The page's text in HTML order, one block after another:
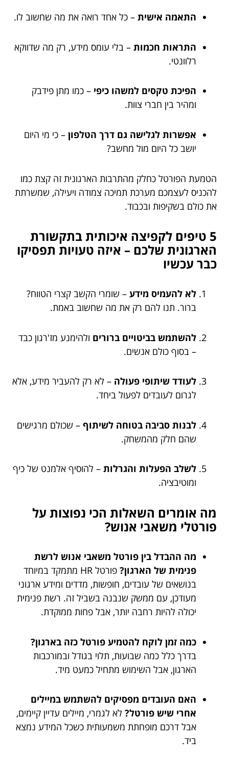
התאמה אישית – כל אחד רואה את מה שחשוב לו.
התראות חכמות – בלי עומס מידע, רק מה שדווקא
רלוונטי.
הפיכת טקסים למשהו כיפי – כמו מתן פידבק
ומהיר בין חברי צוות.
אפשרות לגלישה גם דרך הטלפון – כי מי היום
יושב כל היום מול מחשב?
הטמעת הפורטל כחלק מהתרבות הארגונית זה קצת כמו
להכניס לעצמכם מערכת תמיכה צמודה ויעילה, שמשרתת
את כולם בשקיפות ובכבוד.
5 טיפים לקפיצה איכותית בתקשורת
הארגונית שלכם – איזה טעויות תפסיקו
כבר עכשיו
לא להעמיס מידע – שומרי הקשב קצרי הטווח?
ברור. תנו להם רק את מה שחשוב באמת.
להשתמש בביטויים ברורים ולהימנע מז'רגון כבד
– בסוף כולם אנשים.
לעודד שיתופי פעולה – לא רק להעביר מידע, אלא
לגרום לעובדים לפעול ביחד.
לבנות סביבה בטוחה לשיתוף – שכולם מרגישים
שהם חלק מהמשחק.
לשלב הפעלות והגרלות – להוסיף אלמנט של כיף
ומוטיבציה.
מה אומרים השאלות הכי נפוצות על
פורטלי משאבי אנוש?
מה ההבדל בין פורטל משאבי אנוש לרשת
פנימית של הארגון?
פורטל HR מתמקד במיוחד
בנושאים של עובדים, חופשות, מדדים ומידע ארגוני
מעודכן, עם ממשק שנבנה בשביל זה. רשת פנימית
יכולה להיות רחבה יותר, אבל פחות ממוקדת.
כמה זמן לוקח להטמיע פורטל כזה בארגון?
בדרך כלל כמה שבועות, תלוי בגודל ובמורכבות
הארגון, אבל השימוש מתחיל כמעט מיד.
האם העובדים מפסיקים להשתמש במיילים
אחרי שיש פורטל? לא לגמרי, מיילים עדיין קיימים,
אבל דרכם מופחתת משמעותית כשכל המידע נמצא
ביד.